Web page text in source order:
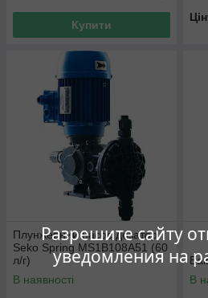
Разрешите сайту
уведомления на
Купити
Плунжерний насос дозатор
Seko Spring MS1B108A51 (60
л/г)
В наявності
В